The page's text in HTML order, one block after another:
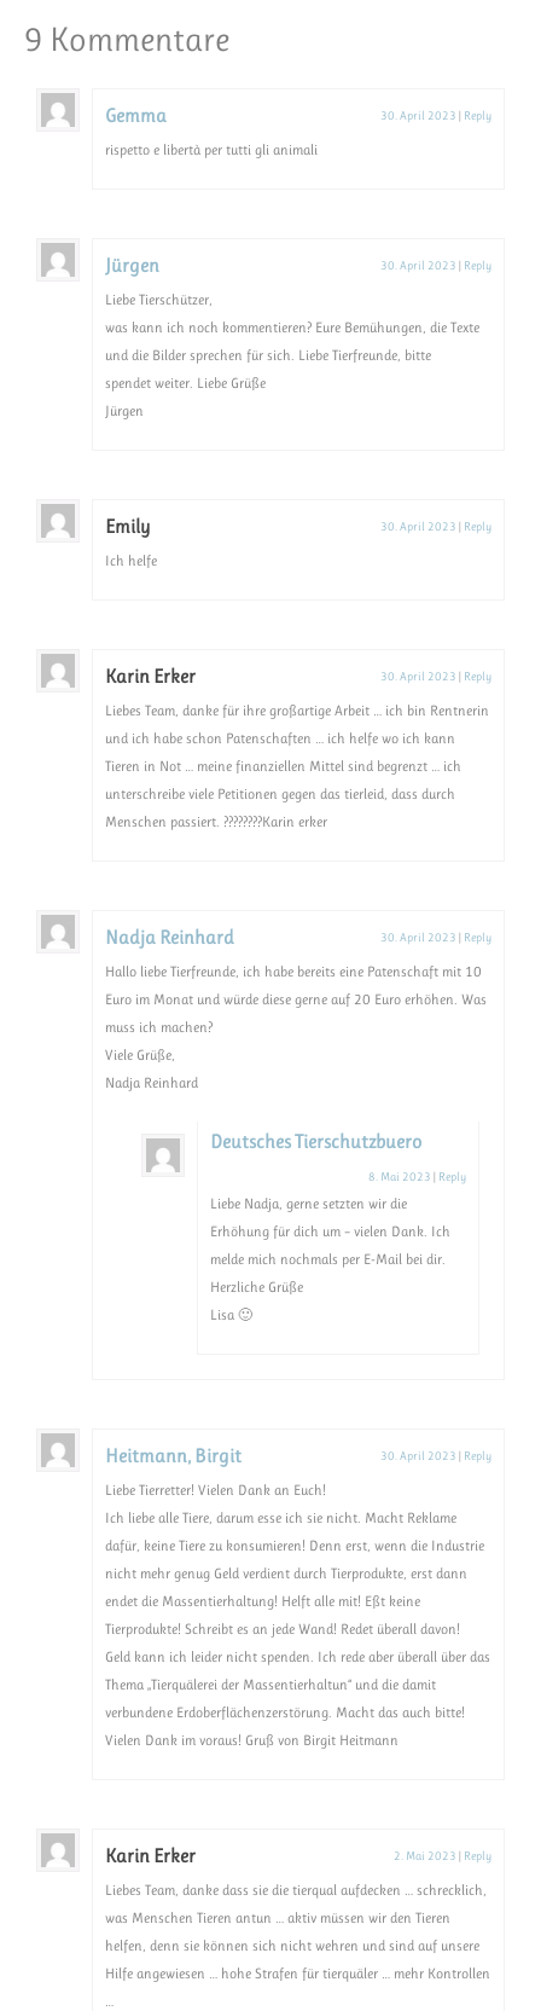
9 Kommentare
Gemma 30. April 2023 | Reply
rispetto e libertà per tutti gli animali
Jürgen 30. April 2023 | Reply
Liebe Tierschützer,
was kann ich noch kommentieren? Eure Bemühungen, die Texte
und die Bilder sprechen für sich. Liebe Tierfreunde, bitte
spendet weiter. Liebe Grüße
Jürgen
Emily 30. April 2023 | Reply
Ich helfe
Karin Erker 30. April 2023 | Reply
Liebes Team, danke für ihre großartige Arbeit … ich bin Rentnerin
und ich habe schon Patenschaften … ich helfe wo ich kann
Tieren in Not … meine finanziellen Mittel sind begrenzt … ich
unterschreibe viele Petitionen gegen das tierleid, dass durch
Menschen passiert. ????????Karin erker
Nadja Reinhard 30. April 2023 | Reply
Hallo liebe Tierfreunde, ich habe bereits eine Patenschaft mit 10
Euro im Monat und würde diese gerne auf 20 Euro erhöhen. Was
muss ich machen?
Viele Grüße,
Nadja Reinhard
Deutsches Tierschutzbuero
8. Mai 2023 | Reply
Liebe Nadja, gerne setzten wir die
Erhöhung für dich um – vielen Dank. Ich
melde mich nochmals per E-Mail bei dir.
Herzliche Grüße
Lisa 🙂
Heitmann, Birgit 30. April 2023 | Reply
Liebe Tierretter! Vielen Dank an Euch!
Ich liebe alle Tiere, darum esse ich sie nicht. Macht Reklame
dafür, keine Tiere zu konsumieren! Denn erst, wenn die Industrie
nicht mehr genug Geld verdient durch Tierprodukte, erst dann
endet die Massentierhaltung! Helft alle mit! Eßt keine
Tierprodukte! Schreibt es an jede Wand! Redet überall davon!
Geld kann ich leider nicht spenden. Ich rede aber überall über das
Thema „Tierquälerei der Massentierhaltun“ und die damit
verbundene Erdoberflächenzerstörung. Macht das auch bitte!
Vielen Dank im voraus! Gruß von Birgit Heitmann
Karin Erker 2. Mai 2023 | Reply
Liebes Team, danke dass sie die tierqual aufdecken … schrecklich,
was Menschen Tieren antun … aktiv müssen wir den Tieren
helfen, denn sie können sich nicht wehren und sind auf unsere
Hilfe angewiesen … hohe Strafen für tierquäler … mehr Kontrollen
…